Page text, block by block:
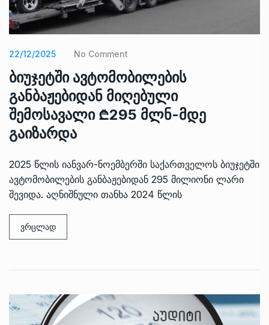
22/12/2025 No Comment
ბიუჯეტში ავტომობილების
განბაჟებიდან მიღებული
შემოსავალი ₾295 მლნ-მდე
გაიზარდა
2025 წლის იანვარ-ნოემბერში საქართველოს ბიუჯეტში
ავტომობილების განბაჟებიდან 295 მილიონი ლარი
შევიდა. აღნიშნული თანხა 2024 წლის
ვრცლად